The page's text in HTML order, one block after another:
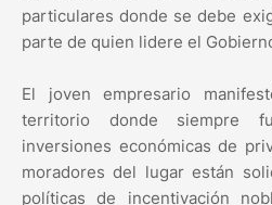
particulares donde se debe
parte de quien lidere el
El joven empresario
territorio donde siempre
inversiones económicas de
moradores del lugar están
políticas de incentivación